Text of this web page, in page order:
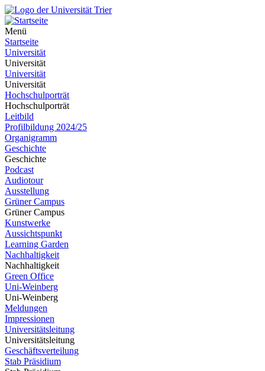
Menü
Startseite
Universität
Universität
Universität
Universität
Hochschulporträt
Hochschulporträt
Leitbild
Profilbildung 2024/25
Organigramm
Geschichte
Geschichte
Podcast
Audiotour
Ausstellung
Grüner Campus
Grüner Campus
Kunstwerke
Aussichtspunkt
Learning Garden
Nachhaltigkeit
Nachhaltigkeit
Green Office
Uni-Weinberg
Uni-Weinberg
Meldungen
Impressionen
Universitätsleitung
Universitätsleitung
Geschäftsverteilung
Stab Präsidium